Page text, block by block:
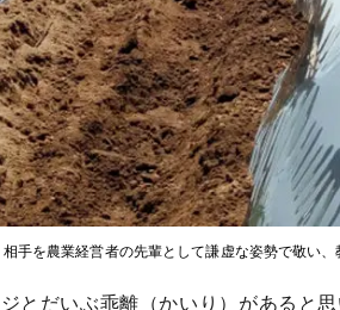
相手を農業経営者の先輩として謙虚な姿勢で敬い
とだいぶ乖離（かいり）があると